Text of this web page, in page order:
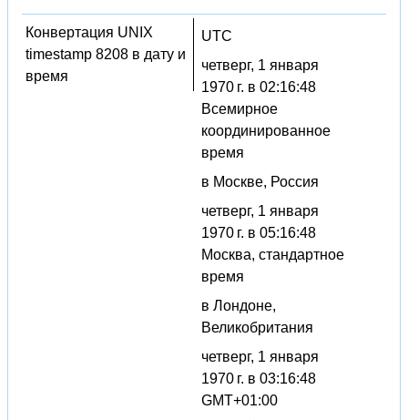
Конвертация UNIX
timestamp 8208 в дату и
время
UTC
четверг, 1 января
1970 г. в 02:16:48
Всемирное
координированное
время
в Москве, Россия
четверг, 1 января
1970 г. в 05:16:48
Москва, стандартное
время
в Лондоне,
Великобритания
четверг, 1 января
1970 г. в 03:16:48
GMT+01:00